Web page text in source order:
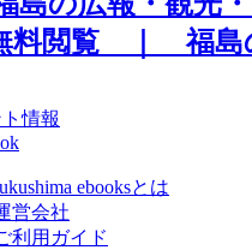
情報
ebooksとは
営会社
利用ガイド